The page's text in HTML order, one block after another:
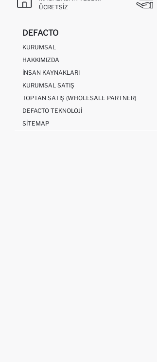
ÜCRETSIZ
DEFACTO
KURUMSAL
HAKKIMIZDA
İNSAN KAYNAKLARI
KURUMSAL SATIŞ
TOPTAN SATIŞ (WHOLESALE PARTNER)
DEFACTO TEKNOLOJI
SITEMAP